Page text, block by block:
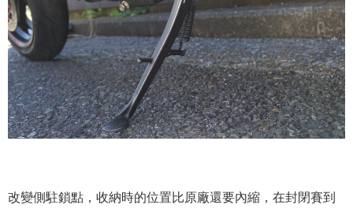
改變側駐鎖點，收納時的位置比原廠還要內縮，在封閉賽到